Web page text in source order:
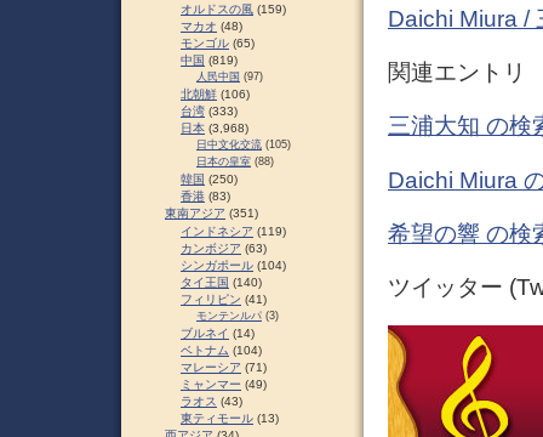
Daichi Miura /
関連エントリ
三浦大知 の検
Daichi Miura
希望の響 の検
ツイッター
オルドスの風 (159)
マカオ (48)
モンゴル (65)
中国 (819)
人民中国 (97)
北朝鮮 (106)
台湾 (333)
日本 (3,968)
日中文化交流 (105)
日本の皇室 (88)
韓国 (250)
香港 (83)
東南アジア (351)
インドネシア (119)
カンボジア (63)
シンガポール (104)
タイ王国 (140)
フィリピン (41)
モンテンルパ (3)
ブルネイ (14)
ベトナム (104)
マレーシア (71)
ミャンマー (49)
ラオス (43)
東ティモール (13)